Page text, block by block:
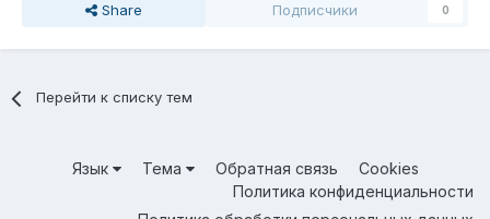
Share Подписчики 0
Перейти к списку тем
Язык Тема Обратная связь
Cookies
Политика конфиденциальности